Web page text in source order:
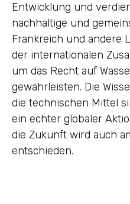
Entwicklung und
nachhaltige und
Frankreich und andere
der internationalen
um das Recht auf
gewährleisten. Die
die technischen Mittel
ein echter globaler
die Zukunft wird auch
entschieden.